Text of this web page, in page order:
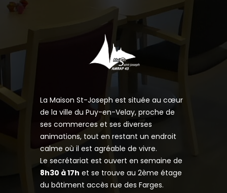
La Maison St-Joseph est située au cœur
de la ville du Puy-en-Velay, proche de
ses commerces et ses diverses
animations, tout en restant un endroit
calme où il est agréable de vivre.
Le secrétariat est ouvert en semaine de
8h30 à 17h et se trouve au 2ème étage
du bâtiment accès rue des Farges.